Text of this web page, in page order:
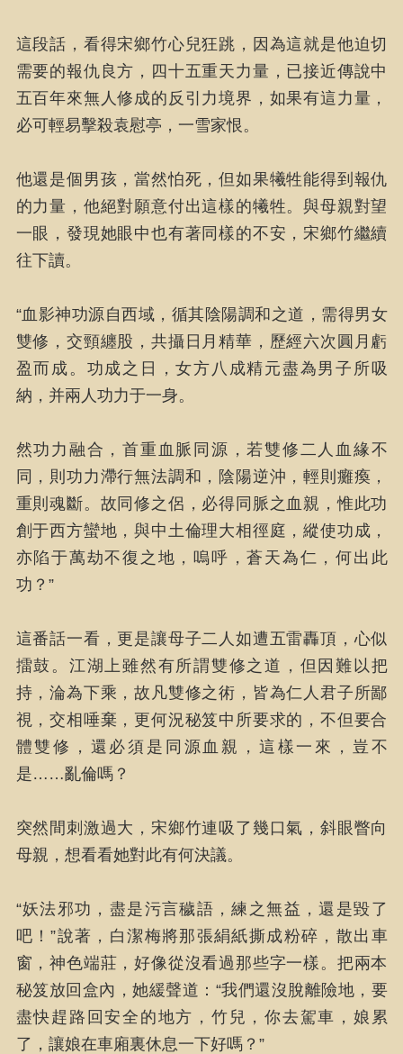
這段話，看得宋鄉竹心兒狂跳，因為這就是他迫切
需要的報仇良方，四十五重天力量，已接近傳說中
五百年來無人修成的反引力境界，如果有這力量，
必可輕易擊殺袁慰亭，一雪家恨。
他還是個男孩，當然怕死，但如果犧牲能得到報仇
的力量，他絕對願意付出這樣的犧牲。與母親對望
一眼，發現她眼中也有著同樣的不安，宋鄉竹繼續
往下讀。
“血影神功源自西域，循其陰陽調和之道，需得男女
雙修，交頸纏股，共攝日月精華，歷經六次圓月虧
盈而成。功成之日，女方八成精元盡為男子所吸
納，并兩人功力于一身。
然功力融合，首重血脈同源，若雙修二人血緣不
同，則功力滯行無法調和，陰陽逆沖，輕則癱瘓，
重則魂斷。故同修之侶，必得同脈之血親，惟此功
創于西方蠻地，與中土倫理大相徑庭，縱使功成，
亦陷于萬劫不復之地，嗚呼，蒼天為仁，何出此
功？”
這番話一看，更是讓母子二人如遭五雷轟頂，心似
擂鼓。江湖上雖然有所謂雙修之道，但因難以把
持，淪為下乘，故凡雙修之術，皆為仁人君子所鄙
視，交相唾棄，更何況秘笈中所要求的，不但要合
體雙修，還必須是同源血親，這樣一來，豈不
是……亂倫嗎？
突然間刺激過大，宋鄉竹連吸了幾口氣，斜眼瞥向
母親，想看看她對此有何決議。
“妖法邪功，盡是污言穢語，練之無益，還是毀了
吧！”說著，白潔梅將那張絹紙撕成粉碎，散出車
窗，神色端莊，好像從沒看過那些字一樣。把兩本
秘笈放回盒內，她緩聲道：“我們還沒脫離險地，要
盡快趕路回安全的地方，竹兒，你去駕車，娘累
了，讓娘在車廂裏休息一下好嗎？”